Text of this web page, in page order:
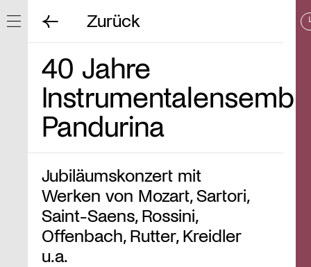
Navigation ein/ausblenden
Zurück
40 Jahre
Pandurina
Jubiläumskonzert mit
Werken von Mozart, Sartori,
Saint-Saens, Rossini,
Offenbach, Rutter, Kreidler
u.a.